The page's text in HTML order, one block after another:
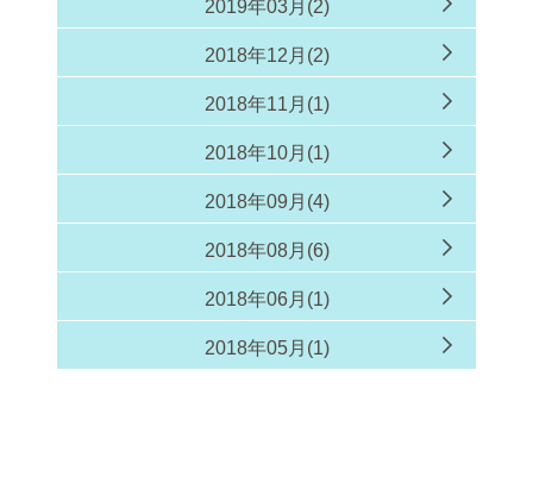
2019年03月(2)
2018年12月(2)
2018年11月(1)
2018年10月(1)
2018年09月(4)
2018年08月(6)
2018年06月(1)
2018年05月(1)